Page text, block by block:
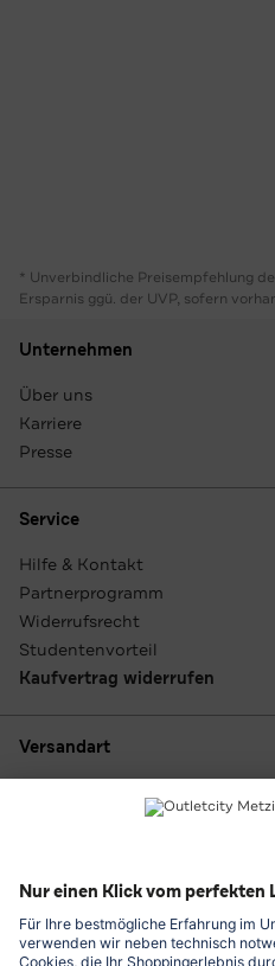
* Unverbindliche Preisempfehlung
Ersparnis ggü. der UVP, sofern
Unternehmen
Über uns
Karriere
Presse
Service
Hilfe & Kontakt
Partnerprogramm
Widerrufsrecht
Studentenvorteil
Kaufvertrag widerrufen
Versandart